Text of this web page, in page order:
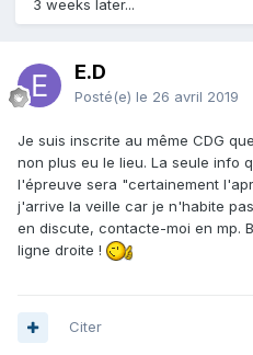
3 weeks later...
E.D
Posté(e) le 26 avril 2019
Je suis inscrite au même CDG
non plus eu le lieu. La seule info
l'épreuve sera "certainement
j'arrive la veille car je n'habite
en discute, contacte-moi en mp.
ligne droite !
Citer